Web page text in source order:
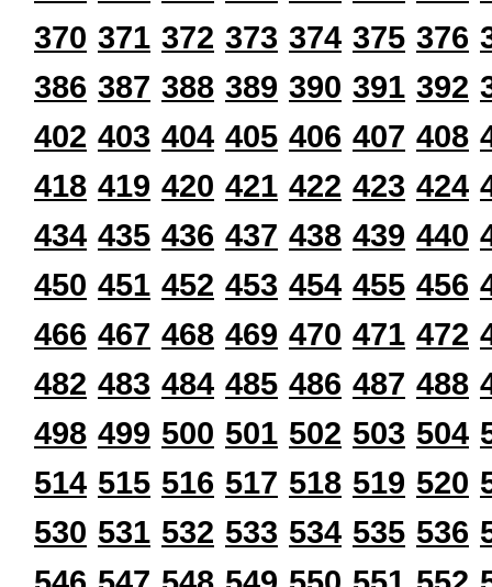
370 371 372 373 374 375 376
386 387 388 389 390 391 392
402 403 404 405 406 407 408
418 419 420 421 422 423 424
434 435 436 437 438 439 440
450 451 452 453 454 455 456
466 467 468 469 470 471 472
482 483 484 485 486 487 488
498 499 500 501 502 503 504
514 515 516 517 518 519 520
530 531 532 533 534 535 536